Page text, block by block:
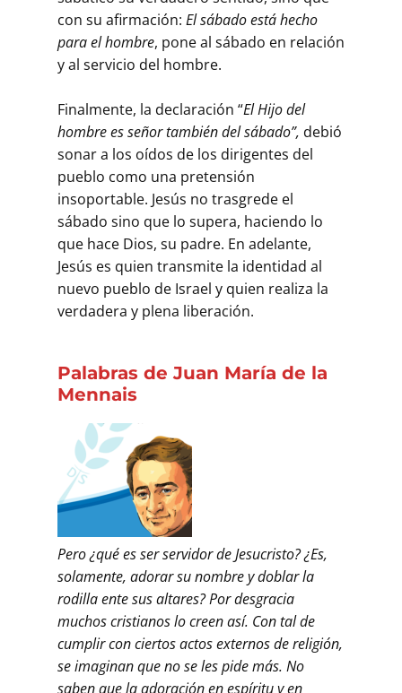
con su afirmación: El sábado está hecho
para el hombre, pone al sábado en relación
y al servicio del hombre.
Finalmente, la declaración “El Hijo del
hombre es señor también del sábado”, debió
sonar a los oídos de los dirigentes del
pueblo como una pretensión
insoportable. Jesús no trasgrede el
sábado sino que lo supera, haciendo lo
que hace Dios, su padre. En adelante,
Jesús es quien transmite la identidad al
nuevo pueblo de Israel y quien realiza la
verdadera y plena liberación.
Palabras de Juan María de la
Mennais
Pero ¿qué es ser servidor de Jesucristo? ¿Es,
solamente, adorar su nombre y doblar la
rodilla ente sus altares? Por desgracia
muchos cristianos lo creen así. Con tal de
cumplir con ciertos actos externos de religión,
se imaginan que no se les pide más. No
saben que la adoración en espíritu y en